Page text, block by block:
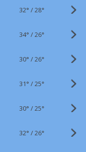
32° /28°
34° /26°
30° /26°
31° /25°
30° /25°
32° /26°